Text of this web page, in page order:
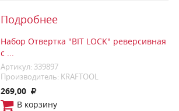
Подробнее
Набор Отвертка "BIT LOCK" реверсивная
с ...
Артикул: 339897
Производитель: KRAFTOOL
269,00
В корзину